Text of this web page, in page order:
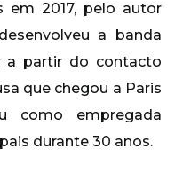
em 2017, pelo autor
a banda
a partir do contacto
que chegou a Paris
como empregada
durante 30 anos.